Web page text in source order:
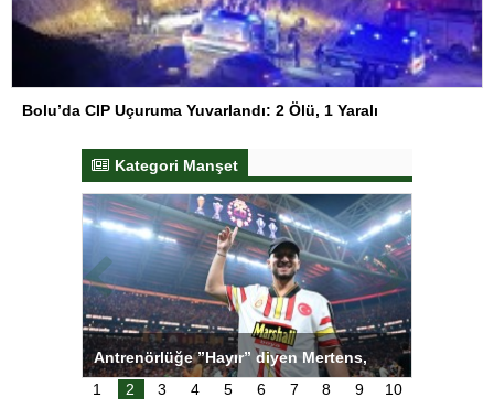
Bolu’da CIP Uçuruma Yuvarlandı: 2 Ölü, 1 Yaralı
Kategori Manşet
Antrenörlüğe ”Hayır” diyen Mertens,
Galatasaray’dan bakın ne istedi
1
2 3 4 5 6 7 8 9 10